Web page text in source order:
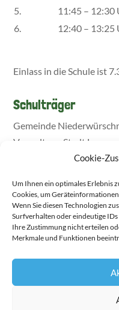
Cookie-
Um Ihnen ein optimales Erlebnis
Cookies, um
Wenn Sie diesen Technologien
Surfverhalten oder eindeutige
Ihre Zustimmung nicht erteilen
Merkmale und Funktionen
5.
11:45 – 12:30
6.
12:40 – 13:25
Einlass in die Schule ist
Schulträger
Gemeinde
Verwaltung Stadt Lugau
▶ Transparenzerklärung